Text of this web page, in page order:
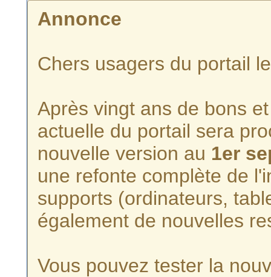
Annonce
Chers usagers du portail
Après vingt ans de bons
actuelle du portail sera
nouvelle version au 1er
une refonte complète de
supports (ordinateurs,
également de nouvelles
Vous pouvez tester la